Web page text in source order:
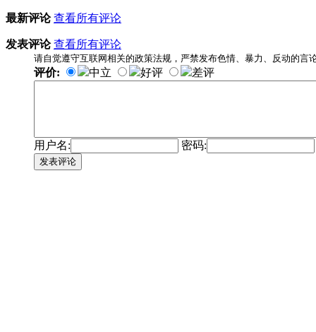
最新评论 查看所有评论
发表评论 查看所有评论
请自觉遵守互联网相关的政策法规，严禁发布色情、暴力、反动的言
评价: 中立 好评 差评
用户名: 密码:
发表评论